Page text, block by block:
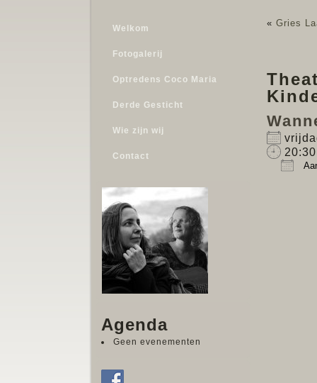
Welkom
Fotogalerij
Optredens Coco Maria
Derde Gesticht
Wie zijn wij
Contact
Agenda
Geen evenementen
« Gries
20:30